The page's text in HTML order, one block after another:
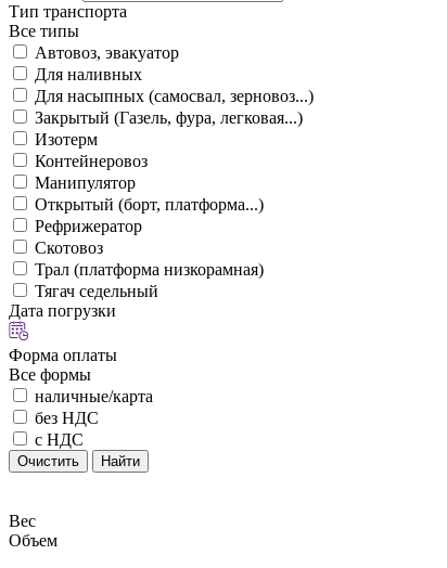
Тип транспорта
Все типы
Автовоз, эвакуатор
Для наливных
Для насыпных (самосвал, зерновоз...)
Закрытый (Газель, фура, легковая...)
Изотерм
Контейнеровоз
Манипулятор
Открытый (борт, платформа...)
Рефрижератор
Скотовоз
Трал (платформа низкорамная)
Тягач седельный
Дата погрузки
Форма оплаты
Все формы
наличные/карта
без НДС
с НДС
Очистить Найти
Вес
Объем